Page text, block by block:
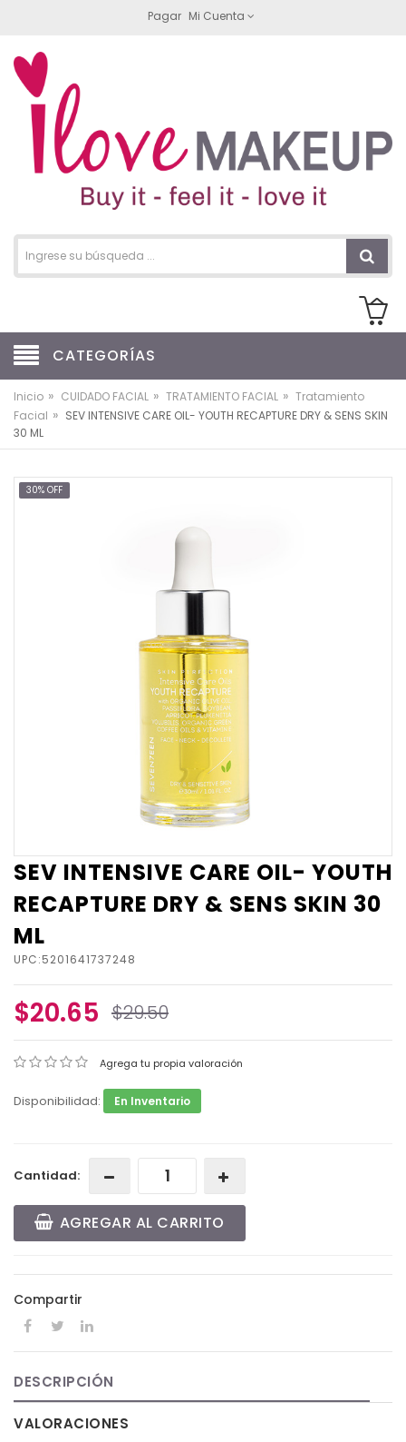
Pagar Mi Cuenta
CATEGORÍAS
Inicio » CUIDADO FACIAL » TRATAMIENTO FACIAL » Tratamiento
Facial » SEV INTENSIVE CARE OIL- YOUTH RECAPTURE DRY & SENS SKIN
30 ML
30% OFF
SEV INTENSIVE CARE OIL- YOUTH
RECAPTURE DRY & SENS SKIN 30
ML
UPC:5201641737248
$20.65 $29.50
Agrega tu propia valoración
Disponibilidad: En Inventario
Cantidad:
AGREGAR AL CARRITO
Compartir
DESCRIPCIÓN
VALORACIONES